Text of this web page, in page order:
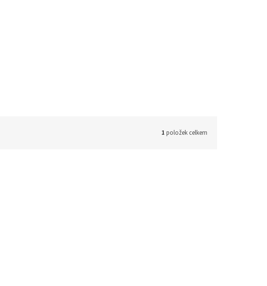
1 položek celkem